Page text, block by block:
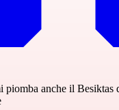
piomba anche il Besiktas